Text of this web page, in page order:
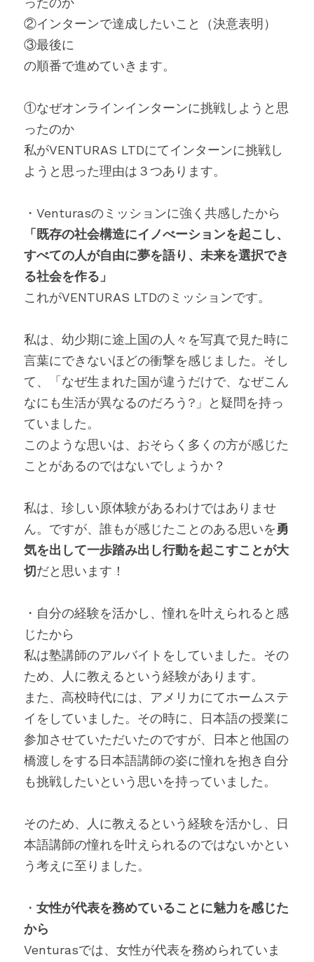
②インターンで達成したいこと（決意表明）
③最後に
の順番で進めていきます。
①なぜオンラインインターンに挑戦しようと思
ったのか
私がVENTURAS LTDにてインターンに挑戦し
ようと思った理由は３つあります。
・Venturasのミッションに強く共感したから
「既存の社会構造にイノべーションを起こし、
すべての人が自由に夢を語り、未来を選択でき
る社会を作る」
これがVENTURAS LTDのミッションです。
私は、幼少期に途上国の人々を写真で見た時に
言葉にできないほどの衝撃を感じました。そし
て、「なぜ生まれた国が違うだけで、なぜこん
なにも生活が異なるのだろう?」と疑問を持っ
ていました。
このような思いは、おそらく多くの方が感じた
ことがあるのではないでしょうか？
私は、珍しい原体験があるわけではありませ
ん。ですが、誰もが感じたことのある思いを勇
気を出して一歩踏み出し行動を起こすことが大
切だと思います！
・自分の経験を活かし、憧れを叶えられると感
じたから
私は塾講師のアルバイトをしていました。その
ため、人に教えるという経験があります。
また、高校時代には、アメリカにてホームステ
イをしていました。その時に、日本語の授業に
参加させていただいたのですが、日本と他国の
橋渡しをする日本語講師の姿に憧れを抱き自分
も挑戦したいという思いを持っていました。
そのため、人に教えるという経験を活かし、日
本語講師の憧れを叶えられるのではないかとい
う考えに至りました。
・ 女性が代表を務めていることに魅力を感じた
から
Venturasでは、女性が代表を務められていま